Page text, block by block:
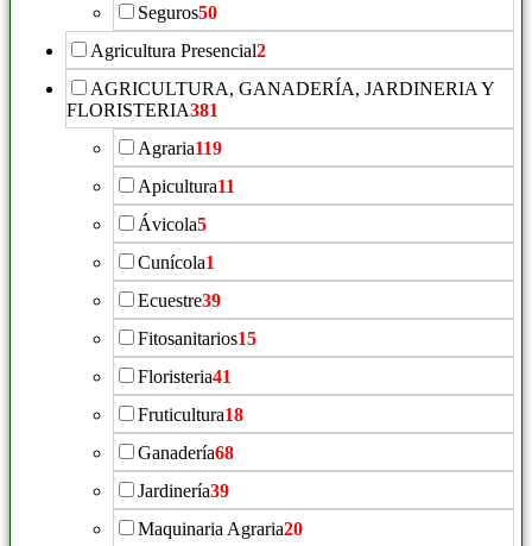
Seguros50
Agricultura Presencial2
AGRICULTURA, GANADERÍA, JARDINERIA Y
FLORISTERIA381
Agraria119
Apicultura11
Ávicola5
Cunícola1
Ecuestre39
Fitosanitarios15
Floristeria41
Fruticultura18
Ganadería68
Jardinería39
Maquinaria Agraria20